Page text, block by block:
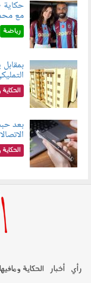
080802.jpg مع
رياضة
080801.jpg الحكاية
080803.jpg الحكاية
رأي أخبار الحكاية ومافيها